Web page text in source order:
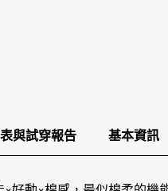
與試穿報告 基本資訊